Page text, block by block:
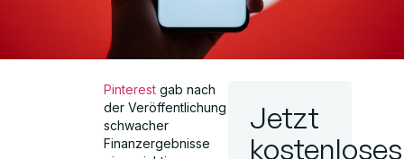
Pinterest gab nach
der Veröffentlichung
schwacher
Finanzergebnisse
Jetzt
kostenloses